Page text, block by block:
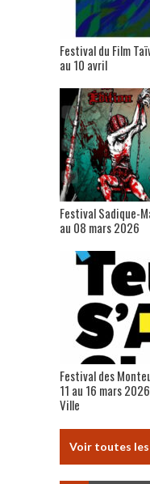
Festival du Film
au 10 avril
Festival Sadique-
au 08 mars 2026
Festival des
11 au 16 mars
Ville
Voir toutes les